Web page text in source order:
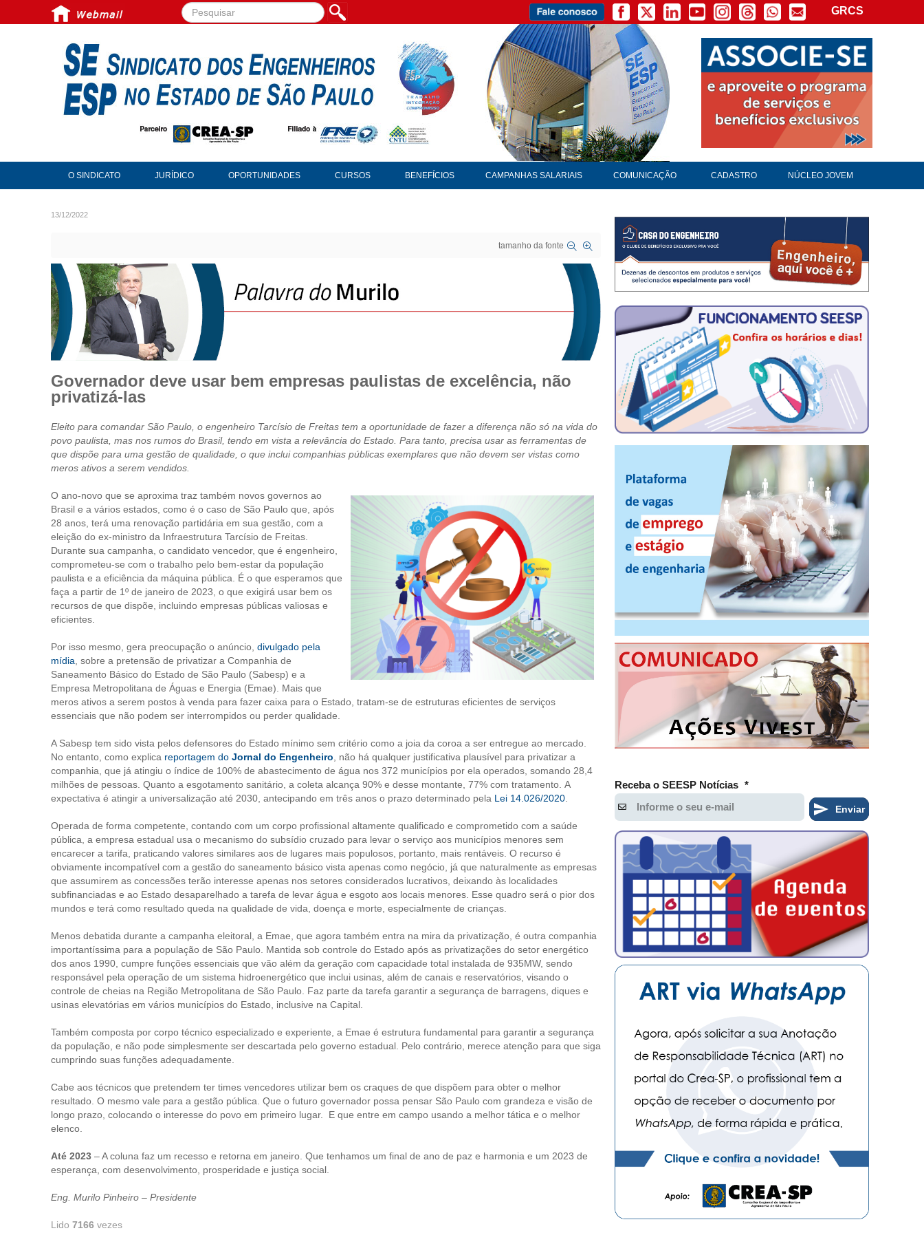
Pesquisar... GRCS
O SINDICATO JURÍDICO OPORTUNIDADES CURSOS BENEFÍCIOS CAMPANHAS SALARIAIS COMUNICAÇÃO CADASTRO NÚCLEO JOVEM
13/12/2022
tamanho da fonte
Governador deve usar bem empresas paulistas de excelência, não
privatizá-las
Eleito para comandar São Paulo, o engenheiro Tarcísio de Freitas tem a oportunidade de fazer a diferença não só na vida do
povo paulista, mas nos rumos do Brasil, tendo em vista a relevância do Estado. Para tanto, precisa usar as ferramentas de
que dispõe para uma gestão de qualidade, o que inclui companhias públicas exemplares que não devem ser vistas como
meros ativos a serem vendidos.
O ano-novo que se aproxima traz também novos governos ao
Brasil e a vários estados, como é o caso de São Paulo que, após
28 anos, terá uma renovação partidária em sua gestão, com a
eleição do ex-ministro da Infraestrutura Tarcísio de Freitas.
Durante sua campanha, o candidato vencedor, que é engenheiro,
comprometeu-se com o trabalho pelo bem-estar da população
paulista e a eficiência da máquina pública. É o que esperamos que
faça a partir de 1º de janeiro de 2023, o que exigirá usar bem os
recursos de que dispõe, incluindo empresas públicas valiosas e
eficientes.
Por isso mesmo, gera preocupação o anúncio, divulgado pela
mídia , sobre a pretensão de privatizar a Companhia de
Saneamento Básico do Estado de São Paulo (Sabesp) e a
Empresa Metropolitana de Águas e Energia (Emae). Mais que
meros ativos a serem postos à venda para fazer caixa para o Estado, tratam-se de estruturas eficientes de serviços
essenciais que não podem ser interrompidos ou perder qualidade.
A Sabesp tem sido vista pelos defensores do Estado mínimo sem critério como a joia da coroa a ser entregue ao mercado.
No entanto, como explica reportagem do Jornal do Engenheiro , não há qualquer justificativa plausível para privatizar a
companhia, que já atingiu o índice de 100% de abastecimento de água nos 372 municípios por ela operados, somando 28,4
milhões de pessoas. Quanto a esgotamento sanitário, a coleta alcança 90% e desse montante, 77% com tratamento. A
expectativa é atingir a universalização até 2030, antecipando em três anos o prazo determinado pela Lei 14.026/2020
Operada de forma competente, contando com um corpo profissional altamente qualificado e comprometido com a saúde
pública, a empresa estadual usa o mecanismo do subsídio cruzado para levar o serviço aos municípios menores sem
encarecer a tarifa, praticando valores similares aos de lugares mais populosos, portanto, mais rentáveis. O recurso é
obviamente incompatível com a gestão do saneamento básico vista apenas como negócio, já que naturalmente as empresas
que assumirem as concessões terão interesse apenas nos setores considerados lucrativos, deixando às localidades
subfinanciadas e ao Estado desaparelhado a tarefa de levar água e esgoto aos locais menores. Esse quadro será o pior dos
mundos e terá como resultado queda na qualidade de vida, doença e morte, especialmente de crianças.
Menos debatida durante a campanha eleitoral, a Emae, que agora também entra na mira da privatização, é outra companhia
importantíssima para a população de São Paulo. Mantida sob controle do Estado após as privatizações do setor energético
dos anos 1990, cumpre funções essenciais que vão além da geração com capacidade total instalada de 935MW, sendo
responsável pela operação de um sistema hidroenergético que inclui usinas, além de canais e reservatórios, visando o
controle de cheias na Região Metropolitana de São Paulo. Faz parte da tarefa garantir a segurança de barragens, diques e
usinas elevatórias em vários municípios do Estado, inclusive na Capital.
Também composta por corpo técnico especializado e experiente, a Emae é estrutura fundamental para garantir a segurança
da população, e não pode simplesmente ser descartada pelo governo estadual. Pelo contrário, merece atenção para que siga
cumprindo suas funções adequadamente.
Cabe aos técnicos que pretendem ter times vencedores utilizar bem os craques de que dispõem para obter o melhor
resultado. O mesmo vale para a gestão pública. Que o futuro governador possa pensar São Paulo com grandeza e visão de
longo prazo, colocando o interesse do povo em primeiro lugar. E que entre em campo usando a melhor tática e o melhor
elenco.
Até 2023 – A coluna faz um recesso e retorna em janeiro. Que tenhamos um final de ano de paz e harmonia e um 2023 de
esperança, com desenvolvimento, prosperidade e justiça social.
Eng. Murilo Pinheiro – Presidente
Lido 7166 vezes
Receba o SEESP Notícias *
Enviar